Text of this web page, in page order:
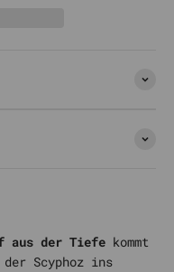
aus der Tiefe kommt
Scyphoz ins